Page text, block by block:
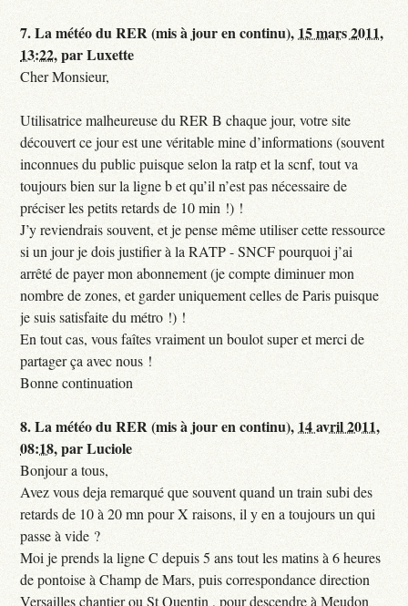
7.La météo du RER (mis à jour en continu), 15 mars 2011,
13:22,parLuxette
Cher Monsieur,
Utilisatrice malheureuse du RER B chaque jour, votre site
découvert ce jour est une véritable mine d’informations (souvent
inconnues du public puisque selon la ratp et la scnf, tout va
toujours bien sur la ligne b et qu’il n’est pas nécessaire de
préciser les petits retards de 10 min !) !
J’y reviendrais souvent, et je pense même utiliser cette ressource
si un jour je dois justifier à la RATP - SNCF pourquoi j’ai
arrêté de payer mon abonnement (je compte diminuer mon
nombre de zones, et garder uniquement celles de Paris puisque
je suis satisfaite du métro !) !
En tout cas, vous faîtes vraiment un boulot super et merci de
partager ça avec nous !
Bonne continuation
8.La météo du RER (mis à jour en continu), 14 avril 2011,
08:18,parLuciole
Bonjour a tous,
Avez vous deja remarqué que souvent quand un train subi des
retards de 10 à 20 mn pour X raisons, il y en a toujours un qui
passe à vide ?
Moi je prends la ligne C depuis 5 ans tout les matins à 6 heures
de pontoise à Champ de Mars, puis correspondance direction
Versailles chantier ou St Quentin , pour descendre à Meudon